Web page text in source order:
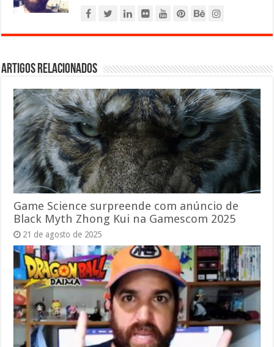
Artigos relacionados
Game Science surpreende com anúncio de
Black Myth Zhong Kui na Gamescom 2025
21 de agosto de 2025